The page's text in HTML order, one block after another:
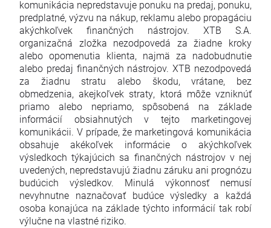
komunikácia nepredstavuje ponuku na predaj, ponuku,
predplatné, výzvu na nákup, reklamu alebo propagáciu
akýchkoľvek finančných nástrojov. XTB S.A.
organizačná zložka nezodpovedá za žiadne kroky
alebo opomenutia klienta, najmä za nadobudnutie
alebo predaj finančných nástrojov. XTB nezodpovedá
za žiadnu stratu alebo škodu, vrátane, bez
obmedzenia, akejkoľvek straty, ktorá môže vzniknúť
priamo alebo nepriamo, spôsobená na základe
informácií obsiahnutých v tejto marketingovej
komunikácii. V prípade, že marketingová komunikácia
obsahuje akékoľvek informácie o akýchkoľvek
výsledkoch týkajúcich sa finančných nástrojov v nej
uvedených, nepredstavujú žiadnu záruku ani prognózu
budúcich výsledkov. Minulá výkonnosť nemusí
nevyhnutne naznačovať budúce výsledky a každá
osoba konajúca na základe týchto informácií tak robí
výlučne na vlastné riziko.